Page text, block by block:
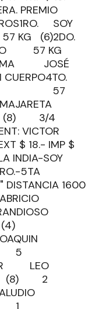
PREMIO
SOY
KG (6)2DO.
57 KG
JOSÉ
57
(8) 3/4
VICTOR
$ 18.- IMP $
INDIA-SOY
5TA
DISTANCIA 1600
(4)
5
LEO
(8) 2
1